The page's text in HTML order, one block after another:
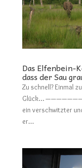
Das Elfenbein-
dass der Sau
Zu schnell? Einmal
Glück…
ein verschwitzter
er...